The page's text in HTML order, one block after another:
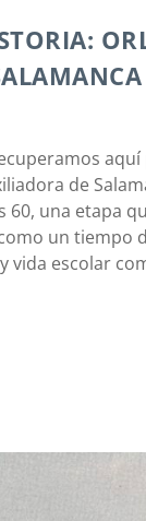
de
60, una etapa
un tiempo
vida escolar